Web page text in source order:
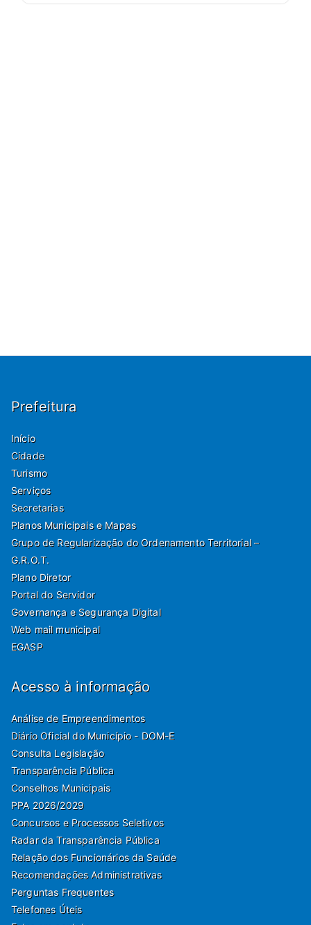
Prefeitura
Início
Cidade
Turismo
Serviços
Secretarias
Planos Municipais e Mapas
Grupo de Regularização do Ordenamento Territorial –
G.R.O.T.
Plano Diretor
Portal do Servidor
Governança e Segurança Digital
Web mail municipal
EGASP
Acesso à informação
Análise de Empreendimentos
Diário Oficial do Município - DOM-E
Consulta Legislação
Transparência Pública
Conselhos Municipais
PPA 2026/2029
Concursos e Processos Seletivos
Radar da Transparência Pública
Relação dos Funcionários da Saúde
Recomendações Administrativas
Perguntas Frequentes
Telefones Úteis